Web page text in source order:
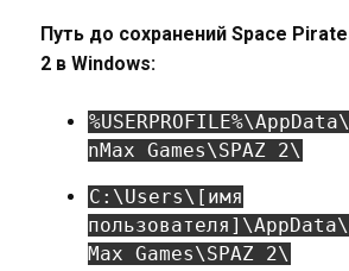
Путь до сохранений Space
2 в Windows:
nMax Games\SPAZ 2\
C:\Users\[имя
Max Games\SPAZ 2\